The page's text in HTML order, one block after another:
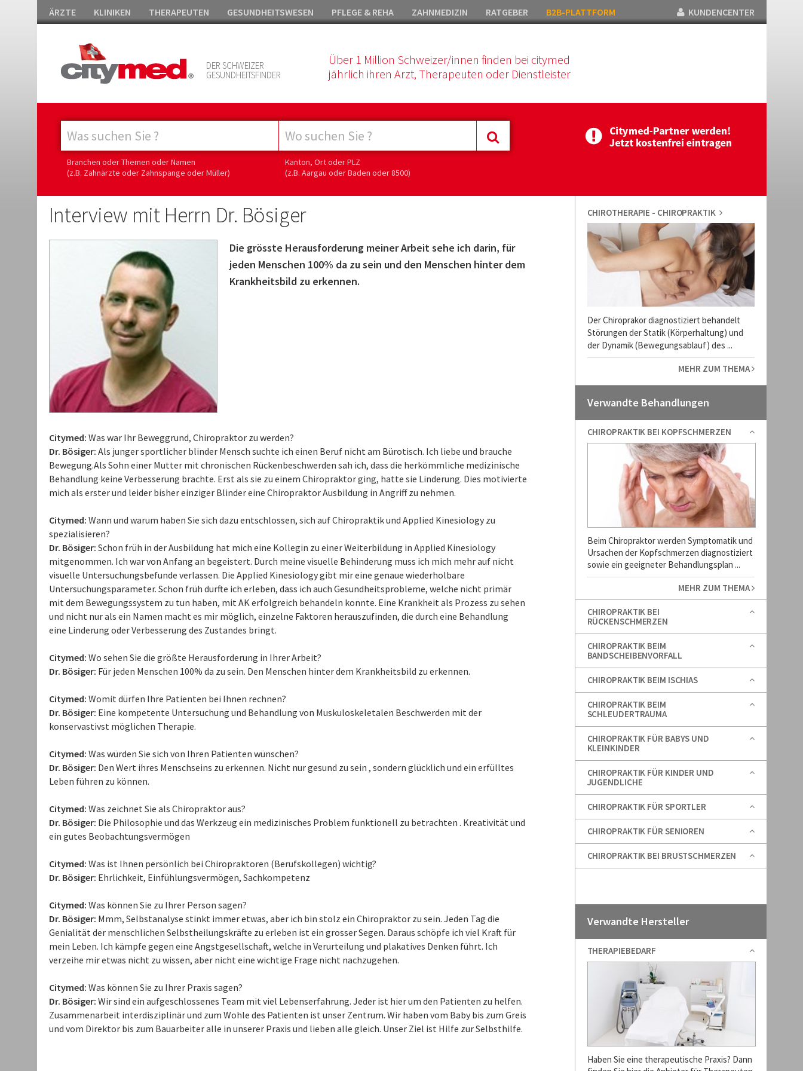
ÄRZTE KLINIKEN THERAPEUTEN GESUNDHEITSWESEN PFLEGE & REHA ZAHNMEDIZIN RATGEBER B2B-PLATTFORM KUNDENCENTER
DER SCHWEIZER
GESUNDHEITSFINDER
Über 1 Million Schweizer/innen finden bei citymed
jährlich ihren Arzt, Therapeuten oder Dienstleister
Branchen oder Themen oder Namen
(z.B. Zahnärzte oder Zahnspange oder Müller)
Kanton, Ort oder PLZ
(z.B. Aargau oder Baden oder 8500)
Interview mit Herrn Dr. Bösiger
Die grösste Herausforderung meiner Arbeit sehe ich darin, für
jeden Menschen 100% da zu sein und den Menschen hinter dem
Krankheitsbild zu erkennen.
Citymed: Was war Ihr Beweggrund, Chiropraktor zu werden?
Dr. Bösiger: Als junger sportlicher blinder Mensch suchte ich einen Beruf nicht am Bürotisch. Ich liebe und brauche
Bewegung.Als Sohn einer Mutter mit chronischen Rückenbeschwerden sah ich, dass die herkömmliche medizinische
Behandlung keine Verbesserung brachte. Erst als sie zu einem Chiropraktor ging, hatte sie Linderung. Dies motivierte
mich als erster und leider bisher einziger Blinder eine Chiropraktor Ausbildung in Angriff zu nehmen.
Citymed: Wann und warum haben Sie sich dazu entschlossen, sich auf Chiropraktik und Applied Kinesiology zu
spezialisieren?
Dr. Bösiger: Schon früh in der Ausbildung hat mich eine Kollegin zu einer Weiterbildung in Applied Kinesiology
mitgenommen. Ich war von Anfang an begeistert. Durch meine visuelle Behinderung muss ich mich mehr auf nicht
visuelle Untersuchungsbefunde verlassen. Die Applied Kinesiology gibt mir eine genaue wiederholbare
Untersuchungsparameter. Schon früh durfte ich erleben, dass ich auch Gesundheitsprobleme, welche nicht primär
mit dem Bewegungssystem zu tun haben, mit AK erfolgreich behandeln konnte. Eine Krankheit als Prozess zu sehen
und nicht nur als ein Namen macht es mir möglich, einzelne Faktoren herauszufinden, die durch eine Behandlung
eine Linderung oder Verbesserung des Zustandes bringt.
Citymed: Wo sehen Sie die größte Herausforderung in Ihrer Arbeit?
Dr. Bösiger: Für jeden Menschen 100% da zu sein. Den Menschen hinter dem Krankheitsbild zu erkennen.
Citymed: Womit dürfen Ihre Patienten bei Ihnen rechnen?
Dr. Bösiger: Eine kompetente Untersuchung und Behandlung von Muskuloskeletalen Beschwerden mit der
konservastivst möglichen Therapie.
Citymed: Was würden Sie sich von Ihren Patienten wünschen?
Dr. Bösiger: Den Wert ihres Menschseins zu erkennen. Nicht nur gesund zu sein , sondern glücklich und ein erfülltes
Leben führen zu können.
Citymed: Was zeichnet Sie als Chiropraktor aus?
Dr. Bösiger: Die Philosophie und das Werkzeug ein medizinisches Problem funktionell zu betrachten . Kreativität und
ein gutes Beobachtungsvermögen
Citymed: Was ist Ihnen persönlich bei Chiropraktoren (Berufskollegen) wichtig?
Dr. Bösiger: Ehrlichkeit, Einfühlungsvermögen, Sachkompetenz
Citymed: Was können Sie zu Ihrer Person sagen?
Dr. Bösiger: Mmm, Selbstanalyse stinkt immer etwas, aber ich bin stolz ein Chiropraktor zu sein. Jeden Tag die
Genialität der menschlichen Selbstheilungskräfte zu erleben ist ein grosser Segen. Daraus schöpfe ich viel Kraft für
mein Leben. Ich kämpfe gegen eine Angstgesellschaft, welche in Verurteilung und plakatives Denken führt. Ich
verzeihe mir etwas nicht zu wissen, aber nicht eine wichtige Frage nicht nachzugehen.
Citymed: Was können Sie zu Ihrer Praxis sagen?
Dr. Bösiger: Wir sind ein aufgeschlossenes Team mit viel Lebenserfahrung. Jeder ist hier um den Patienten zu helfen.
Zusammenarbeit interdisziplinär und zum Wohle des Patienten ist unser Zentrum. Wir haben vom Baby bis zum Greis
und vom Direktor bis zum Bauarbeiter alle in unserer Praxis und lieben alle gleich. Unser Ziel ist Hilfe zur Selbsthilfe.
CHIROTHERAPIE - CHIROPRAKTIK
Der Chiroprakor diagnostiziert behandelt
Störungen der Statik (Körperhaltung) und
der Dynamik (Bewegungsablauf) des ...
MEHR ZUM THEMA
Verwandte Behandlungen
CHIROPRAKTIK BEI KOPFSCHMERZEN
Beim Chiropraktor werden Symptomatik und
Ursachen der Kopfschmerzen diagnostiziert
sowie ein geeigneter Behandlungsplan ...
MEHR ZUM THEMA
CHIROPRAKTIK BEI
RÜCKENSCHMERZEN
CHIROPRAKTIK BEIM
BANDSCHEIBENVORFALL
CHIROPRAKTIK BEIM ISCHIAS
CHIROPRAKTIK BEIM
SCHLEUDERTRAUMA
CHIROPRAKTIK FÜR BABYS UND
KLEINKINDER
CHIROPRAKTIK FÜR KINDER UND
JUGENDLICHE
CHIROPRAKTIK FÜR SPORTLER
CHIROPRAKTIK FÜR SENIOREN
CHIROPRAKTIK BEI BRUSTSCHMERZEN
Verwandte Hersteller
THERAPIEBEDARF
Haben Sie eine therapeutische Praxis? Dann